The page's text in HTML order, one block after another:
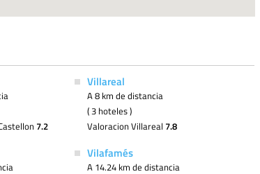
7.2
Villareal
A 8 km de distancia
( 3 hoteles )
Valoracion Villareal 7.8
Vilafamés
A 14.24 km de distancia